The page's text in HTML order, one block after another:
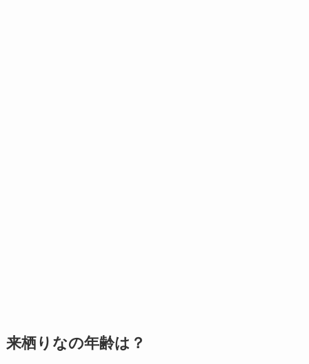
来栖りなの年齢は？